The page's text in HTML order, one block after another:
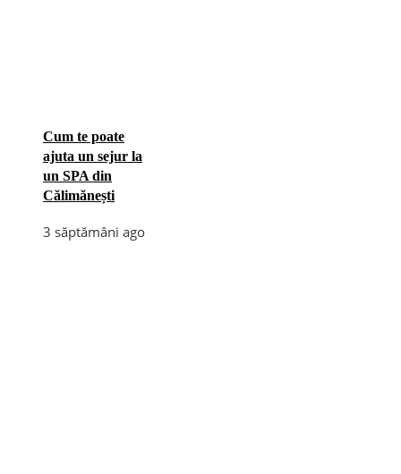
Cum te poate
ajuta un sejur la
un SPA din
Călimănești
3 săptămâni ago